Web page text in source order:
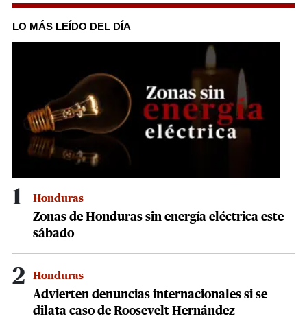
of
1
minute,
LO MÁS LEÍDO DEL DÍA
1 Honduras
Zonas de Honduras sin energía eléctrica este
sábado
2 Honduras
Advierten denuncias internacionales si se
dilata caso de Roosevelt Hernández